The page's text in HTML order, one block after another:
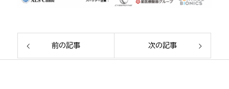
前の記事 次の記事